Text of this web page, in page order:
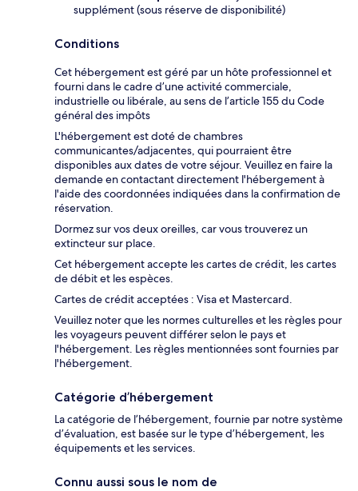
supplément (sous réserve de disponibilité)
Conditions
Cet hébergement est géré par un hôte professionnel et
fourni dans le cadre d’une activité commerciale,
industrielle ou libérale, au sens de l’article 155 du Code
général des impôts
L'hébergement est doté de chambres
communicantes/adjacentes, qui pourraient être
disponibles aux dates de votre séjour. Veuillez en faire la
demande en contactant directement l'hébergement à
l'aide des coordonnées indiquées dans la confirmation de
réservation.
Dormez sur vos deux oreilles, car vous trouverez un
extincteur sur place.
Cet hébergement accepte les cartes de crédit, les cartes
de débit et les espèces.
Cartes de crédit acceptées : Visa et Mastercard.
Veuillez noter que les normes culturelles et les règles pour
les voyageurs peuvent différer selon le pays et
l'hébergement. Les règles mentionnées sont fournies par
l'hébergement.
Catégorie d’hébergement
La catégorie de l’hébergement, fournie par notre système
d’évaluation, est basée sur le type d’hébergement, les
équipements et les services.
Connu aussi sous le nom de